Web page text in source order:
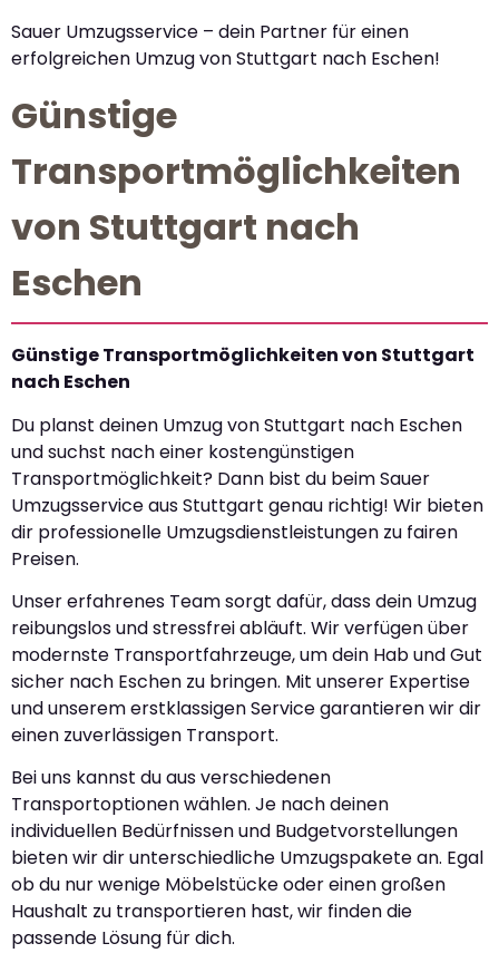
Sauer Umzugsservice – dein Partner für einen
erfolgreichen Umzug von Stuttgart nach Eschen!
Günstige
Transportmöglichkeiten
von Stuttgart nach
Eschen
Günstige Transportmöglichkeiten von Stuttgart
nach Eschen
Du planst deinen Umzug von Stuttgart nach Eschen
und suchst nach einer kostengünstigen
Transportmöglichkeit? Dann bist du beim Sauer
Umzugsservice aus Stuttgart genau richtig! Wir bieten
dir professionelle Umzugsdienstleistungen zu fairen
Preisen.
Unser erfahrenes Team sorgt dafür, dass dein Umzug
reibungslos und stressfrei abläuft. Wir verfügen über
modernste Transportfahrzeuge, um dein Hab und Gut
sicher nach Eschen zu bringen. Mit unserer Expertise
und unserem erstklassigen Service garantieren wir dir
einen zuverlässigen Transport.
Bei uns kannst du aus verschiedenen
Transportoptionen wählen. Je nach deinen
individuellen Bedürfnissen und Budgetvorstellungen
bieten wir dir unterschiedliche Umzugspakete an. Egal
ob du nur wenige Möbelstücke oder einen großen
Haushalt zu transportieren hast, wir finden die
passende Lösung für dich.